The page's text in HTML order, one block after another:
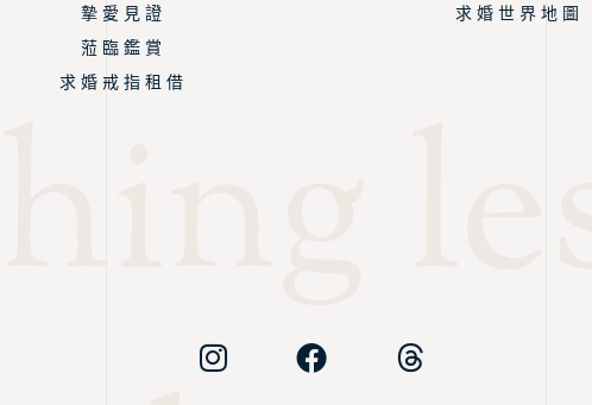
摯 愛 見 證
蒞 臨 鑑 賞
求 婚 戒 指 租 借
求 婚 世 界 地 圖